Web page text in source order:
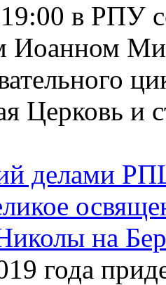
в РПУ
Иоанном
Церковь и
делами
на
года